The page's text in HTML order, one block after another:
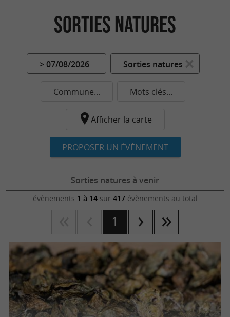
Sorties natures
> 07/08/2026 Sorties natures
Commune... Mots clés...
Afficher la carte
PROPOSER UN ÉVÈNEMENT
Sorties natures à venir
évènements 1 à 14sur 417évènements au total
1